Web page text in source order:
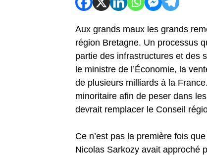
Aux grands maux les grands
région Bretagne. Un processus
partie des infrastructures et des
le ministre de l’Économie, la
de plusieurs milliards à la
minoritaire afin de peser dans
devrait remplacer le Conseil
Ce n’est pas la première fois
Nicolas Sarkozy avait approché